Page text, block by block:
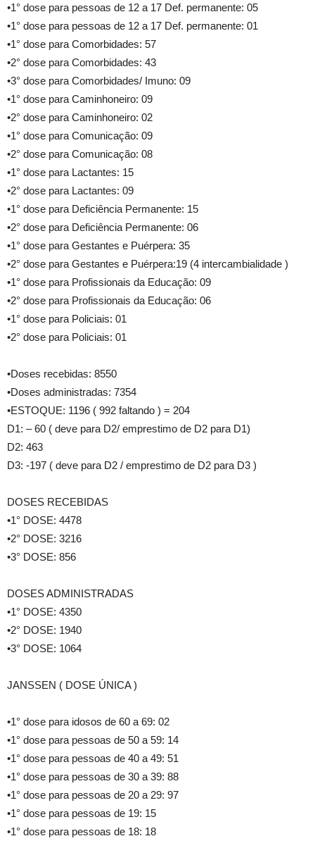
•1° dose para pessoas de 12 a 17 Def. permanente: 05
•1° dose para pessoas de 12 a 17 Def. permanente: 01
•1° dose para Comorbidades: 57
•2° dose para Comorbidades: 43
•3° dose para Comorbidades/ Imuno: 09
•1° dose para Caminhoneiro: 09
•2° dose para Caminhoneiro: 02
•1° dose para Comunicação: 09
•2° dose para Comunicação: 08
•1° dose para Lactantes: 15
•2° dose para Lactantes: 09
•1° dose para Deficiência Permanente: 15
•2° dose para Deficiência Permanente: 06
•1° dose para Gestantes e Puérpera: 35
•2° dose para Gestantes e Puérpera:19 (4 intercambialidade )
•1° dose para Profissionais da Educação: 09
•2° dose para Profissionais da Educação: 06
•1° dose para Policiais: 01
•2° dose para Policiais: 01
•Doses recebidas: 8550
•Doses administradas: 7354
•ESTOQUE: 1196 ( 992 faltando ) = 204
D1: – 60 ( deve para D2/ emprestimo de D2 para D1)
D2: 463
D3: -197 ( deve para D2 / emprestimo de D2 para D3 )
DOSES RECEBIDAS
•1° DOSE: 4478
•2° DOSE: 3216
•3° DOSE: 856
DOSES ADMINISTRADAS
•1° DOSE: 4350
•2° DOSE: 1940
•3° DOSE: 1064
JANSSEN ( DOSE ÚNICA )
•1° dose para idosos de 60 a 69: 02
•1° dose para pessoas de 50 a 59: 14
•1° dose para pessoas de 40 a 49: 51
•1° dose para pessoas de 30 a 39: 88
•1° dose para pessoas de 20 a 29: 97
•1° dose para pessoas de 19: 15
•1° dose para pessoas de 18: 18